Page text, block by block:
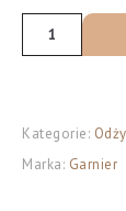
ilość
Garnier
Hair
Food
Kategorie:
Marka: Garnier